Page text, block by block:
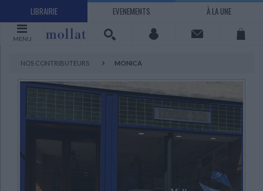
LIBRAIRIE EVENEMENTS À LA UNE
MENU
NOS CONTRIBUTEURS MONICA